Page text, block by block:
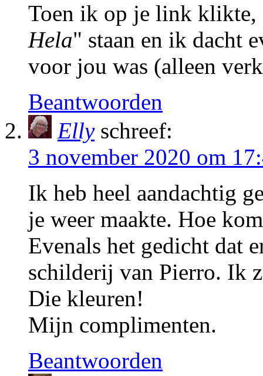
Toen ik op je link
Hela" staan en ik dacht
voor jou was (alleen
Beantwoorden
Elly schreef:
3 november 2020 om
Ik heb heel aandachtig
je weer maakte. Hoe
Evenals het gedicht dat
schilderij van Pierro. Ik
Die kleuren!
Mijn complimenten.
Beantwoorden